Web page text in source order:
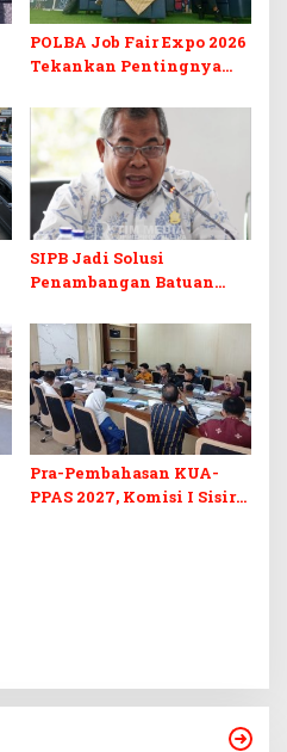
POLBA Job Fair Expo 2026
Tekankan Pentingnya
Digital
SIPB Jadi Solusi
Penambangan Batuan
di Sultra
Pra-Pembahasan KUA-
PPAS 2027, Komisi I Sisir